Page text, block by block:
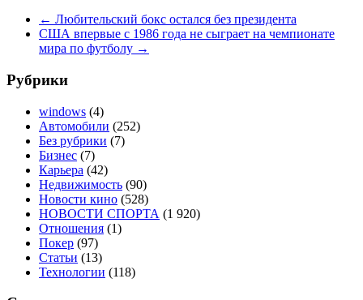
← Любительский бокс остался без президента
США впервые с 1986 года не сыграет на чемпионате
мира по футболу →
Рубрики
windows (4)
Автомобили (252)
Без рубрики (7)
Бизнес (7)
Карьера (42)
Недвижимость (90)
Новости кино (528)
НОВОСТИ СПОРТА (1 920)
Отношения (1)
Покер (97)
Статьи (13)
Технологии (118)